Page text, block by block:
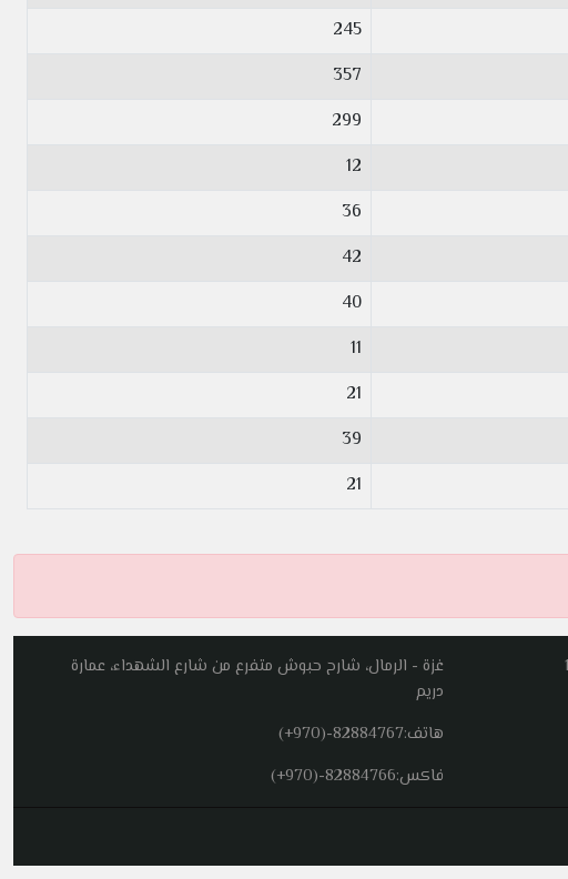
245
357
299
12
36
42
40
11
21
39
21
غزة - الرمال، شارح حبوش متفرع من شارع الشهداء، عمارة
دريم
هاتف:(+970)-82884767
فاكس:(+970)-82884766